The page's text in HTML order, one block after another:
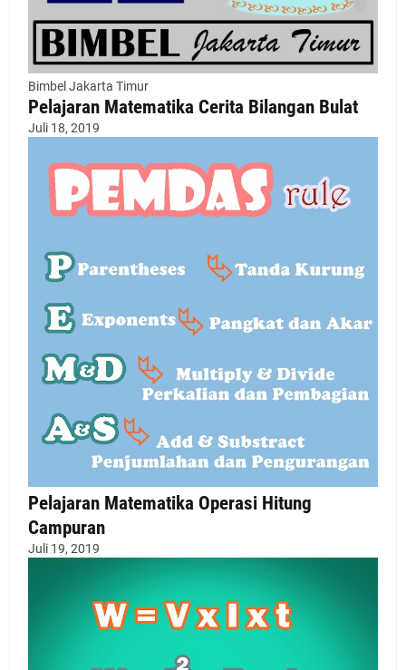
Bimbel Jakarta Timur
Pelajaran Matematika Cerita Bilangan Bulat
Juli 18, 2019
Pelajaran Matematika Operasi Hitung
Campuran
Juli 19, 2019